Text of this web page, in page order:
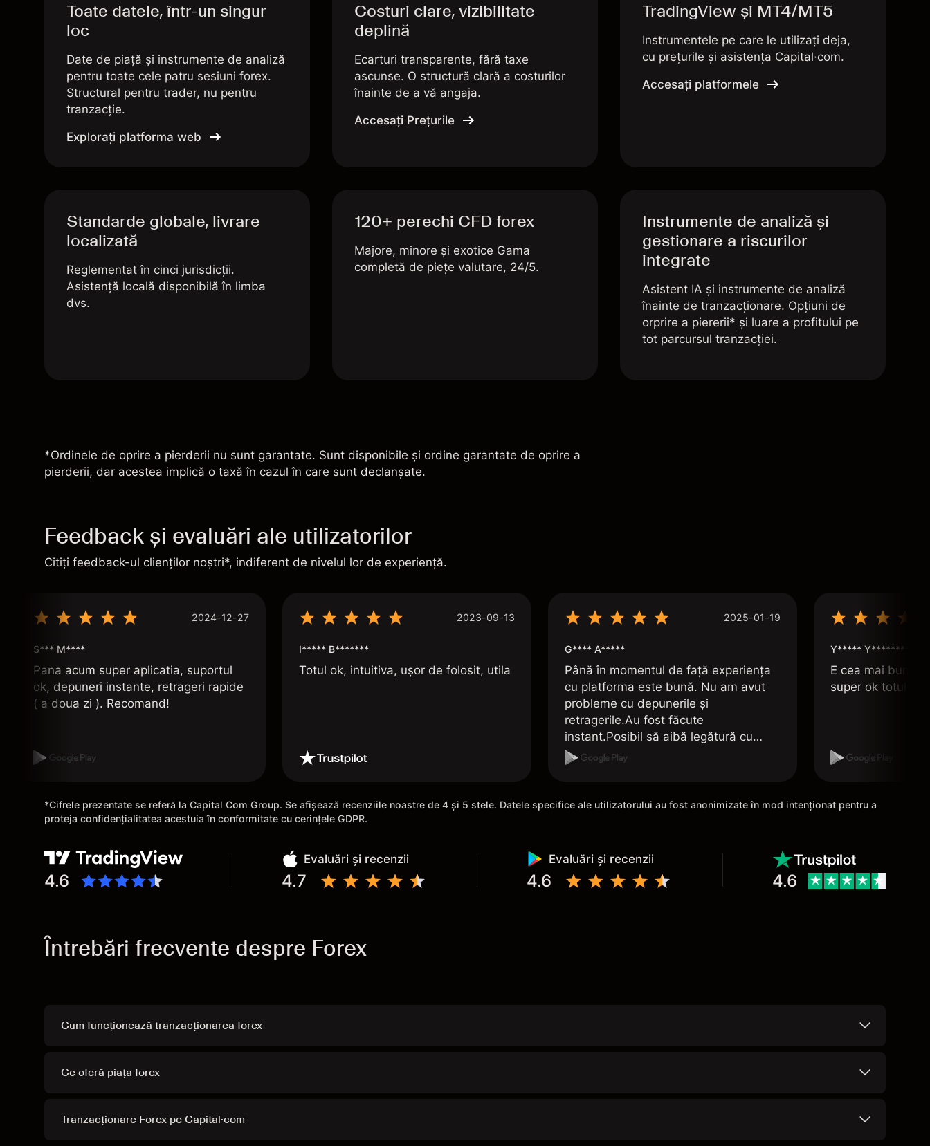
Toate datele, într-un singur
loc
Date de piață și instrumente de analiză
pentru toate cele patru sesiuni forex.
Structural pentru trader, nu pentru
tranzacție.
Exploraţi platforma web
Costuri clare, vizibilitate
deplină
Ecarturi transparente, fără taxe
ascunse. O structură clară a costurilor
înainte de a vă angaja.
Accesați Prețurile
TradingView și MT4/MT5
Instrumentele pe care le utilizați deja,
cu prețurile și asistența Capital·com.
Accesați platformele
Standarde globale, livrare
localizată
Reglementat în cinci jurisdicții.
Asistență locală disponibilă în limba
dvs.
120+ perechi CFD forex
Majore, minore și exotice Gama
completă de piețe valutare, 24/5.
Instrumente de analiză și
gestionare a riscurilor
integrate
Asistent IA și instrumente de analiză
înainte de tranzacționare. Opțiuni de
orprire a piererii* și luare a profitului pe
tot parcursul tranzacției.
*Ordinele de oprire a pierderii nu sunt garantate. Sunt disponibile și ordine garantate de oprire a
pierderii, dar acestea implică o taxă în cazul în care sunt declanșate.
Feedback și evaluări ale utilizatorilor
Citiți feedback-ul clienților noștri*, indiferent de nivelul lor de experiență.
2024-12-27
S*** M****
Pana acum super aplicatia, suportul
ok, depuneri instante, retrageri rapide
( a doua zi ). Recomand!
2023-09-13
I***** B*******
Totul ok, intuitiva, ușor de folosit, utila
2025-01-19
G**** A*****
Până în momentul de față experiența
cu platforma este bună. Nu am avut
probleme cu depunerile și
retragerile.Au fost făcute
instant.Posibil să aibă legătură cu
folosirea unui cont de Revolut.
Y***** Y*********
E cea mai bună
super ok totul e
*Cifrele prezentate se referă la Capital Com Group. Se afișează recenziile noastre de 4 și 5 stele. Datele specifice ale utilizatorului au fost anonimizate în mod intenționat pentru a
proteja confidențialitatea acestuia în conformitate cu cerințele GDPR.
4.6
Evaluări și recenzii
4.7
Evaluări și recenzii
4.6 4.6
Întrebări frecvente despre Forex
Cum funcționează tranzacționarea forex
Ce oferă piața forex
Tranzacționare Forex pe Capital·com